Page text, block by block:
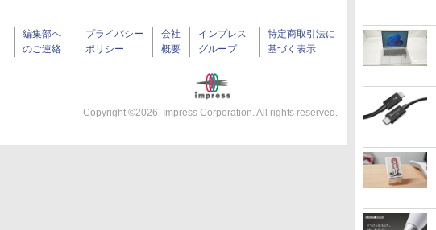
編集部へ
のご連絡
プライバシー
ポリシー
会社
概要
インプレス
グループ
特定商取引法に
基づく表示
Copyright ©2026 Impress Corporation. All rights reserved.